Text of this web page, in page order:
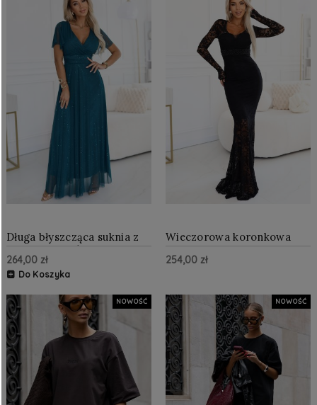
Długa błyszcząca suknia z
dekoltem i krótkim
rękawkiem Zieleń
Butelkowa
264,00 zł
Do Koszyka
Wieczorowa koronkowa
suknia maxi typu rybka z
długim rękawem Czarna
254,00 zł
NOWOŚĆ NOWOŚĆ